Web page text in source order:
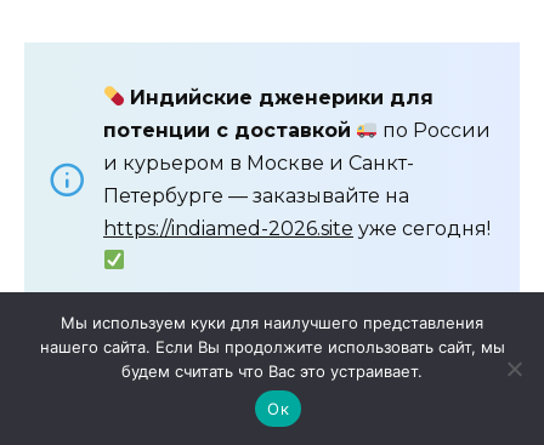
Индийские дженерики для
потенции с доставкой
по России
и курьером в Москве и Санкт-
Петербурге — заказывайте на
https://indiamed-2026.site уже сегодня!
Не нравится
Мы используем куки для наилучшего представления
нашего сайта. Если Вы продолжите использовать сайт, мы
будем считать что Вас это устраивает.
Ок